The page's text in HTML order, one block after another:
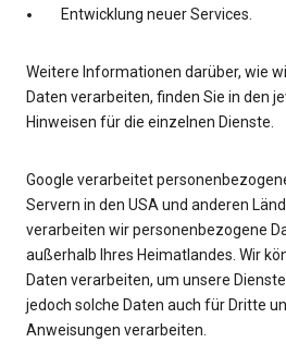
Entwicklung neuer Services.
Weitere Informationen darüber, wie
Daten verarbeiten, finden Sie in den
Hinweisen für die einzelnen Dienste.
Google verarbeitet
Servern in den USA und anderen
verarbeiten wir personenbezogene
außerhalb Ihres Heimatlandes. Wir
Daten verarbeiten, um unsere
jedoch solche Daten auch für Dritte
Anweisungen verarbeiten.